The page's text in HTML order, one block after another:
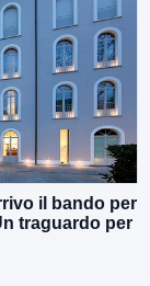
il bando per
traguardo per